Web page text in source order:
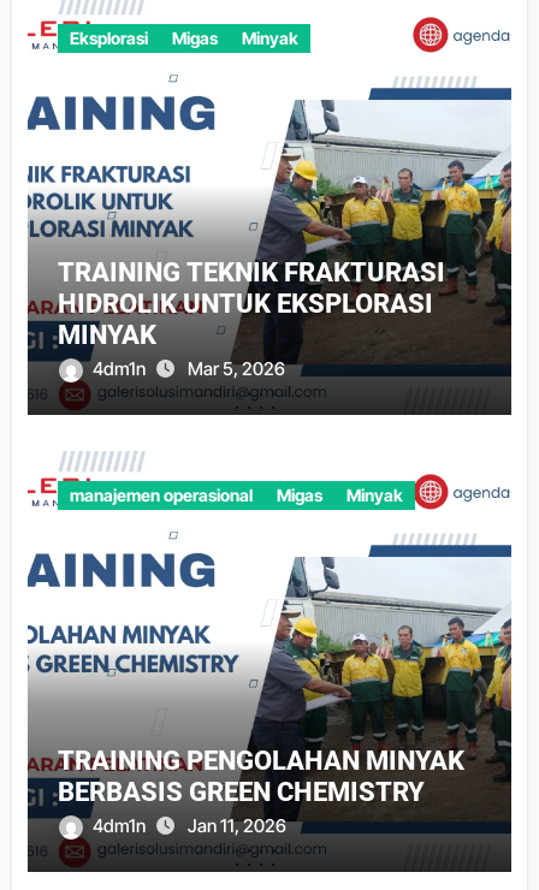
Eksplorasi Migas Minyak
TRAINING TEKNIK FRAKTURASI
HIDROLIK UNTUK EKSPLORASI
MINYAK
4dm1n Mar 5, 2026
manajemen operasional Migas Minyak
TRAINING PENGOLAHAN MINYAK
BERBASIS GREEN CHEMISTRY
4dm1n Jan 11, 2026